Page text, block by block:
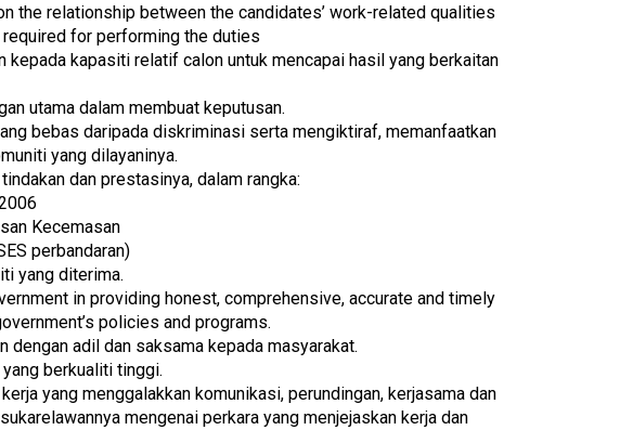
the relationship between the candidates’ work-related qualities
for performing the duties
kepada kapasiti relatif calon untuk mencapai hasil yang berkaitan
utama dalam membuat keputusan.
bebas daripada diskriminasi serta mengiktiraf, memanfaatkan
yang dilayaninya.
dan prestasinya, dalam rangka:
Kecemasan
perbandaran)
yang diterima.
in providing honest, comprehensive, accurate and timely
policies and programs.
dengan adil dan saksama kepada masyarakat.
berkualiti tinggi.
yang menggalakkan komunikasi, perundingan, kerjasama dan
mengenai perkara yang menjejaskan kerja dan